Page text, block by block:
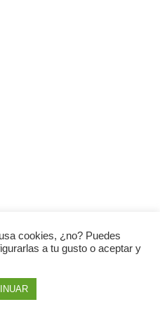
cookies, ¿no? Puedes
a tu gusto o aceptar y